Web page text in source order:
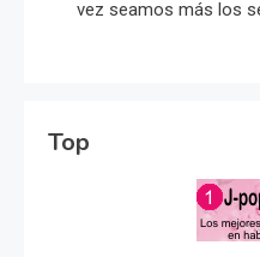
vez seamos más los
Top